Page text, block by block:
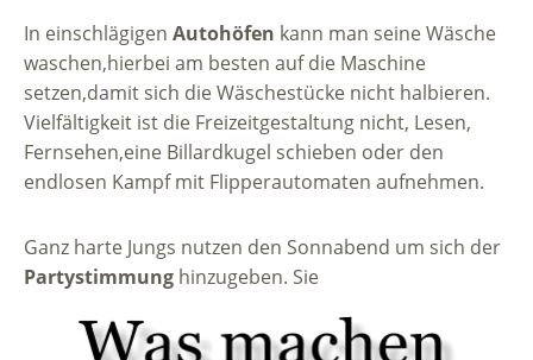
In einschlägigen Autohöfen kann man seine Wäsche
waschen,hierbei am besten auf die Maschine
setzen,damit sich die Wäschestücke nicht halbieren.
Vielfältigkeit ist die Freizeitgestaltung nicht, Lesen,
Fernsehen,eine Billardkugel schieben oder den
endlosen Kampf mit Flipperautomaten aufnehmen.
Ganz harte Jungs nutzen den Sonnabend um sich der
Partystimmung hinzugeben. Sie